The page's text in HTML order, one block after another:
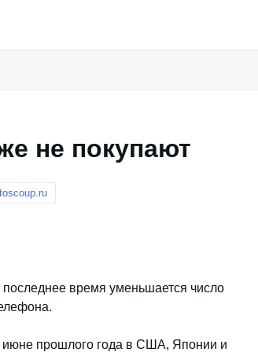
не покупают
время уменьшается число
прошлого года в США, Японии и